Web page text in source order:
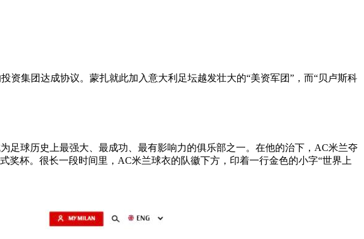
集团达成协议。蒙扎就此加入意大利足坛越发壮大的“美资军团”，而“贝卢斯科
足球历史上最强大、最成功、最有影响力的俱乐部之一。在他的治下，AC米兰夺
奖杯。很长一段时间里，AC米兰球衣的队徽下方，印着一行金色的小字“世界上